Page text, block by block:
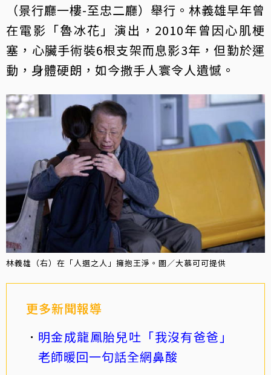
（景行廳一樓-至忠二廳）舉行。林義雄早年曾
在電影「魯冰花」演出，2010年曾因心肌梗
塞，心臟手術裝6根支架而息影3年，但勤於運
動，身體硬朗，如今撒手人寰令人遺憾。
林義雄（右）在「人選之人」擁抱王淨。圖／大慕可可提供
更多新聞報導
明金成龍鳳胎兒吐「我沒有爸爸」
老師暖回一句話全網鼻酸